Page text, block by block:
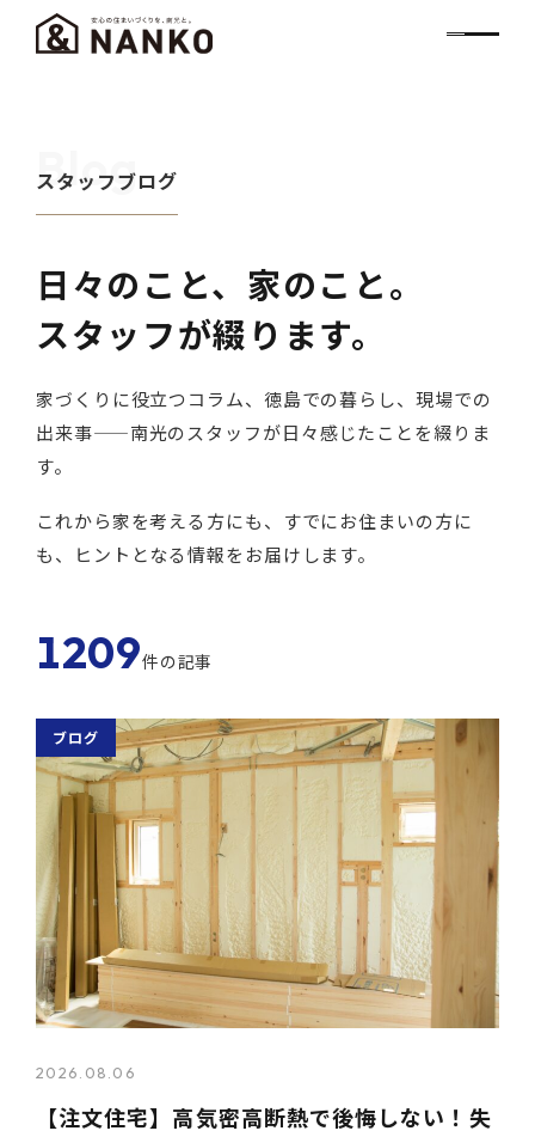
Blog
スタッフブログ
日々のこと、家のこと。
スタッフが綴ります。
家づくりに役立つコラム、徳島での暮らし、現場での
出来事——南光のスタッフが日々感じたことを綴りま
す。
これから家を考える方にも、すでにお住まいの方に
も、ヒントとなる情報をお届けします。
1209件の記事
ブログ
2026.08.06
【注文住宅】高気密高断熱で後悔しない！失